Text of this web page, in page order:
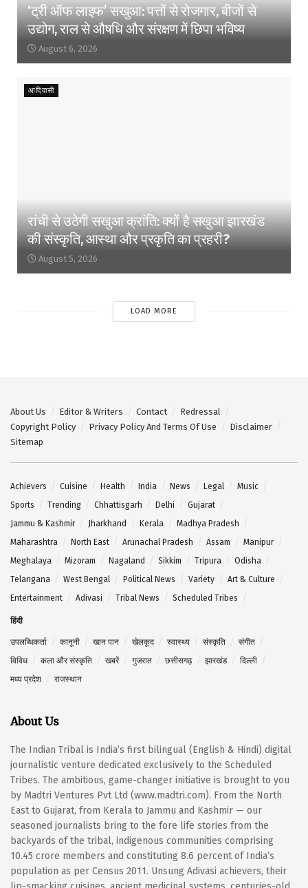
‘ट्री ऑफ लाइफ’ सखुआ: पत्तों से रोजगार, बीजों से
उद्योग, राल से औषधि और संरक्षण में छिपा भविष्य
August 6, 2026
आदिवासी
रांची से उठेगी सखुआ क्रांति: क्यों है सखुआ झारखंड
की संस्कृति, आस्था और प्रकृति का प्रहरी?
August 5, 2026
LOAD MORE
About Us Editor & Writers Contact
Redressal
Copyright Policy
Privacy Policy And Terms Of Use
Disclaimer
Sitemap
Achievers Cuisine Health India News Legal
Music
Sports
Trending Chhattisgarh Delhi
Gujarat
Jammu & Kashmir
Jharkhand Kerala
Madhya Pradesh
Maharashtra
North East Arunachal Pradesh Assam
Manipur
Meghalaya
Mizoram Nagaland Sikkim Tripura
Odisha
Telangana
West Bengal Political News Variety
Art & Culture
Entertainment
Adivasi Tribal News Scheduled Tribes
हिंदी
उपलब्धिकर्ता कानूनी खान पान खेलकूद स्वास्थ्य संस्कृति
संगीत
विविध
कला और संस्कृति खबरें गुजरात छत्तीसगढ़ झारखंड
दिल्ली
मध्य प्रदेश
राजस्थान
About Us
The Indian Tribal is India’s first bilingual (English & Hindi) digital
journalistic venture dedicated exclusively to the Scheduled
Tribes. The ambitious, game-changer initiative is brought to you
by Madtri Ventures Pvt Ltd (www.madtri.com). From the North
East to Gujarat, from Kerala to Jammu and Kashmir — our
seasoned journalists bring to the fore life stories from the
backyards of the tribal, indigenous communities comprising
10.45 crore members and constituting 8.6 percent of India’s
population as per Census 2011. Unsung Adivasi achievers, their